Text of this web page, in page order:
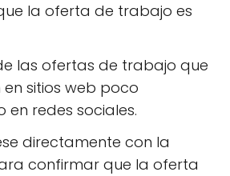
la oferta de trabajo es
las ofertas de trabajo que
sitios web poco
en redes sociales.
directamente con la
confirmar que la oferta